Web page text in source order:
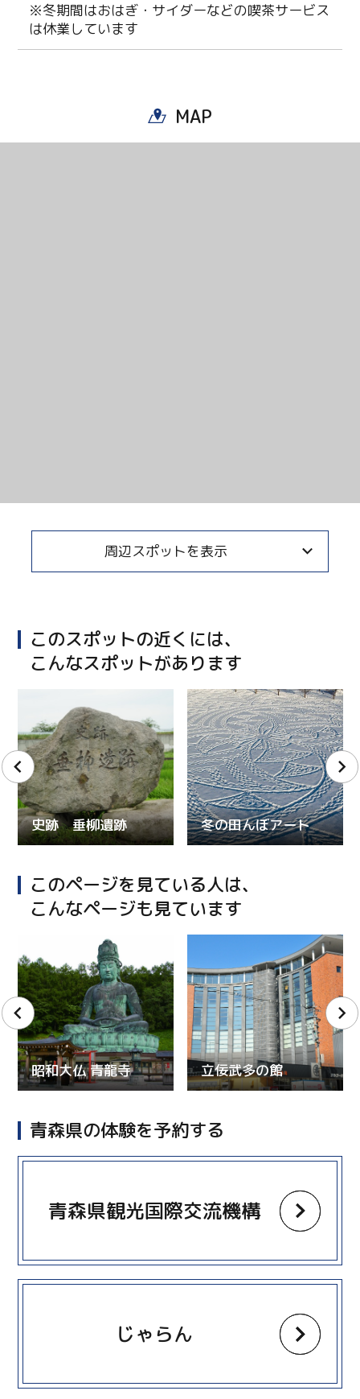
※冬期間はおはぎ・サイダーなどの喫茶サービス
は休業しています
MAP
周辺スポットを表示
このスポットの近くには、
こんなスポットがあります
史跡 垂柳遺跡 冬の田んぼアート
このページを見ている人は、
こんなページも見ています
昭和大仏 青龍寺 立佞武多の館
青森県の体験を予約する
青森県観光国際交流機構
more
じゃらん
more